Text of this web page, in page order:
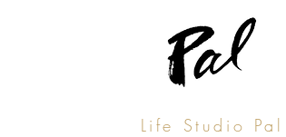
Life Studio Pal